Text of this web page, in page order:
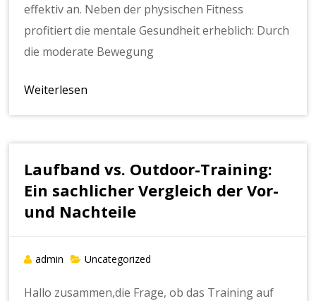
effektiv an. Neben der physischen Fitness
profitiert die mentale Gesundheit erheblich: Durch
die moderate Bewegung
Weiterlesen
Laufband vs. Outdoor-Training:
Ein sachlicher Vergleich der Vor-
und Nachteile
admin Uncategorized
Hallo zusammen,die Frage, ob das Training auf